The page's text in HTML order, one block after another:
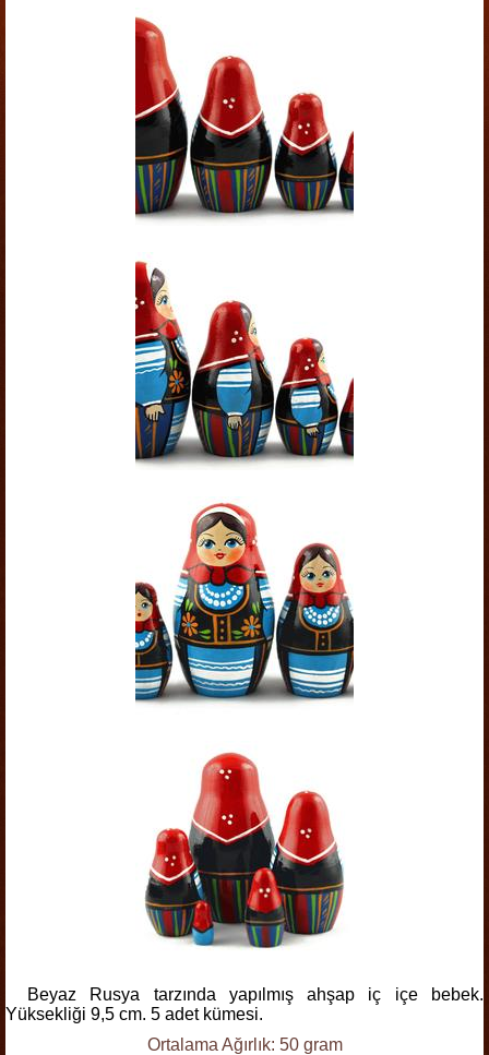
Beyaz Rusya tarzında yapılmış ahşap iç içe bebek.
Yüksekliği 9,5 cm. 5 adet kümesi.
Ortalama Ağırlık: 50 gram